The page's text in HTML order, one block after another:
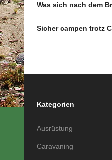
Was sich nach dem
Sicher campen trotz
Kategorien
Ausrüstung
Caravaning